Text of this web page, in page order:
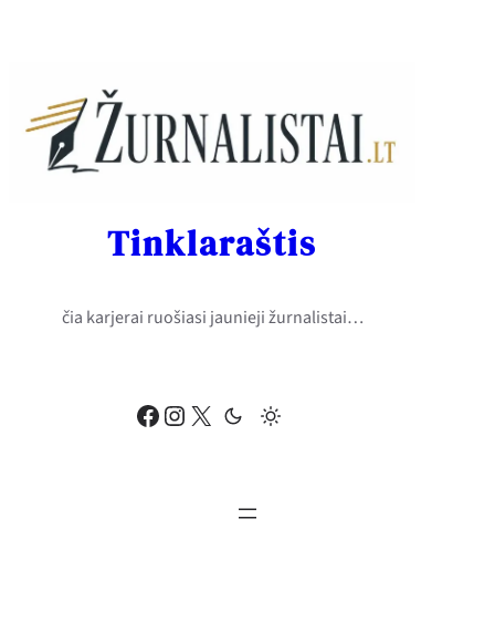
Facebook Instagram X
Tinklaraštis
čia karjerai ruošiasi jaunieji žurnalistai…